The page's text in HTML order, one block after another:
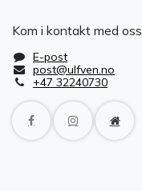
Kom i kontakt med oss
E-post
post@ulfven.no
+47 32240730